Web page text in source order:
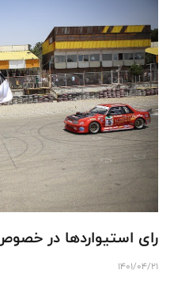
رای استیواردها در
1401/04/21